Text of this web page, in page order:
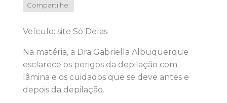
Compartilhe:
Veículo: site Só Delas
Na matéria, a Dra Gabriella Albuquerque
esclarece os perigos da depilação com
lâmina e os cuidados que se deve antes e
depois da depilação.